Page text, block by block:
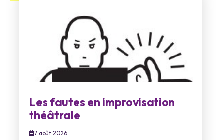
Les fautes en improvisation
théâtrale
7 août 2026